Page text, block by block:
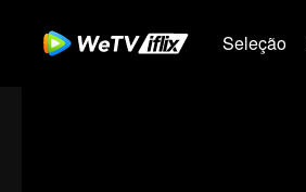
Seleção